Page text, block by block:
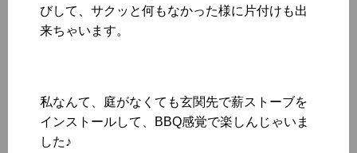
びして、サクッと何もなかった様に片付けも出
来ちゃいます。
私なんて、庭がなくても玄関先で薪ストーブを
インストールして、BBQ感覚で楽しんじゃいま
した♪